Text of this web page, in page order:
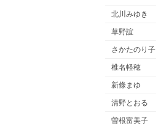
北川みゆき
草野誼
さかたのり子
椎名軽穂
新條まゆ
清野とおる
曽根富美子